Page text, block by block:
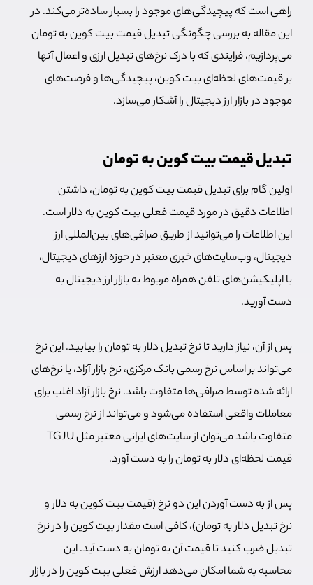
راهی است که پیچیدگی‌های موجود را بسیار ساده‌تر می‌کند. در
این مقاله به بررسی چگونگی تبدیل قیمت بیت کوین به تومان
می‌پردازیم، فرایندی که با درک نرخ‌های تبدیل ارزی و اعمال آنها
بر قیمت‌های لحظه‌ای بیت کوین، پیچیدگی‌ها و فرصت‌های
موجود در بازار ارز دیجیتال را آشکار می‌سازد.
تبدیل قیمت بیت کوین به تومان
اولین گام برای تبدیل قیمت بیت کوین به تومان، داشتن
اطلاعات دقیق در مورد قیمت فعلی بیت کوین به دلار است.
این اطلاعات را می‌توانید از طریق صرافی‌های بین‌المللی ارز
دیجیتال، وب‌سایت‌های خبری معتبر در حوزه ارزهای دیجیتال،
یا اپلیکیشن‌های تلفن همراه مربوط به بازار ارز دیجیتال به
دست آورید.
پس از آن، نیاز دارید تا نرخ تبدیل دلار به تومان را بیابید. این نرخ
می‌تواند بر اساس نرخ رسمی بانک مرکزی، نرخ بازار آزاد، یا نرخ‌های
ارائه شده توسط صرافی‌ها متفاوت باشد. نرخ بازار آزاد اغلب برای
معاملات واقعی استفاده می‌شود و می‌تواند از نرخ رسمی
متفاوت باشد می‌توان از سایت‌های ایرانی معتبر مثل TGJU
قیمت لحظه‌ای دلار به تومان را به دست آورد.
پس از به دست آوردن این دو نرخ (قیمت بیت کوین به دلار و
نرخ تبدیل دلار به تومان)، کافی است مقدار بیت کوین را در نرخ
تبدیل ضرب کنید تا قیمت آن به تومان به دست آید. این
محاسبه به شما امکان می‌دهد ارزش فعلی بیت کوین را در بازار